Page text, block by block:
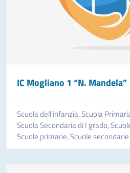
IC Mogliano 1 “N. Mandela”
Scuola dell'infanzia,Scuola
Scuola Secondaria di I grado,
Scuole primarie,Scuole